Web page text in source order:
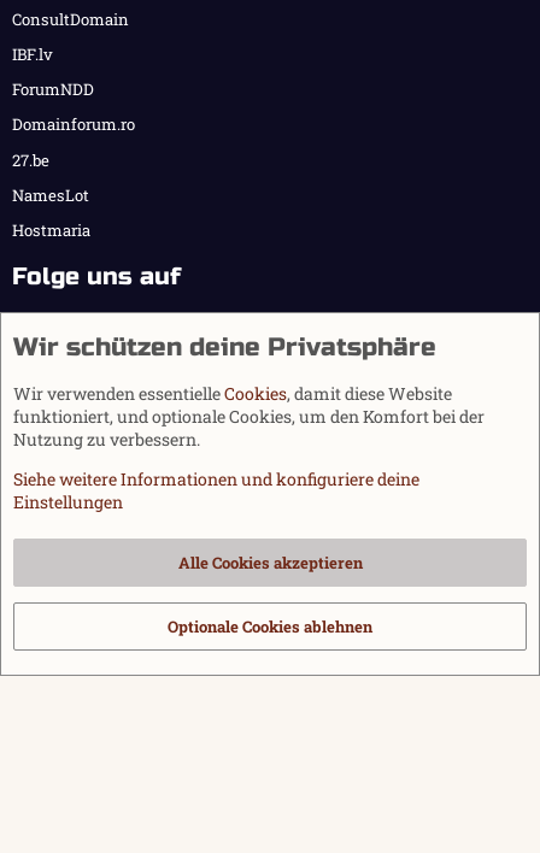
ConsultDomain
IBF.lv
ForumNDD
Domainforum.ro
27.be
NamesLot
Hostmaria
Folge uns auf
Cookies
Datenschutz
Hilfe und Impressum
Start
S
Community platform by XenForo® © 2010-2026 XenForo Ltd.
via s9e/MediaSites
Wir schützen deine Privatsphäre
Wir verwenden essentielleCookies, damit diese Website
funktioniert, und optionale Cookies, um den Komfort bei der
Nutzung zu verbessern.
Siehe weitere Informationen und konfiguriere deine
Einstellungen
Alle Cookies akzeptieren
Optionale Cookies ablehnen